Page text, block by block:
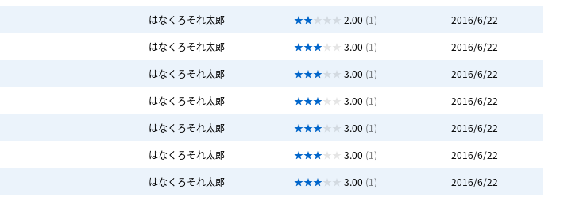
はなくろそれ太郎 2.00 (1)
2016/6/22
はなくろそれ太郎 3.00 (1)
2016/6/22
はなくろそれ太郎 3.00 (1)
2016/6/22
はなくろそれ太郎 3.00 (1)
2016/6/22
はなくろそれ太郎 3.00 (1)
2016/6/22
はなくろそれ太郎 3.00 (1)
2016/6/22
はなくろそれ太郎 3.00 (1)
2016/6/22